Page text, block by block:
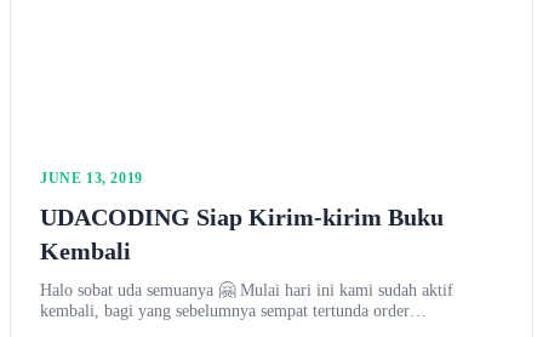
JUNE 13, 2019
UDACODING Siap Kirim-kirim Buku
Kembali
Halo sobat uda semuanya 🤗 Mulai hari ini kami sudah aktif
kembali, bagi yang sebelumnya sempat tertunda order…